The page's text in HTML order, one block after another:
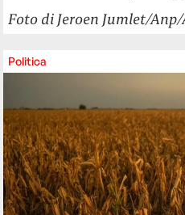
Foto di Jeroen Jumlet/
Politica